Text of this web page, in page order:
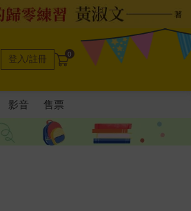
登入/註冊 0
影音 售票